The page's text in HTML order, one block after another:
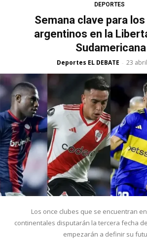
DEPORTES
Semana clave para
argentinos en la
Sudamericana
Deportes EL DEBATE - 23
Los once clubes que se encuentran
continentales disputarán la tercera fecha
empezarán a definir su